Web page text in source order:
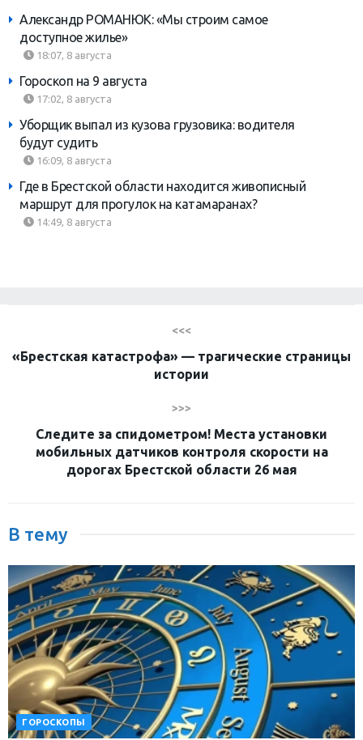
Александр РОМАНЮК: «Мы строим самое
доступное жилье»
18:07, 8 августа
Гороскоп на 9 августа
17:02, 8 августа
Уборщик выпал из кузова грузовика: водителя
будут судить
16:09, 8 августа
Где в Брестской области находится живописный
маршрут для прогулок на катамаранах?
14:49, 8 августа
<<<
«Брестская катастрофа» — трагические страницы
истории
>>>
Следите за спидометром! Места установки
мобильных датчиков контроля скорости на
дорогах Брестской области 26 мая
В тему
ГОРОСКОПЫ